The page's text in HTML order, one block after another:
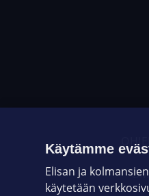
Käytämme
Elisan ja
käytetään